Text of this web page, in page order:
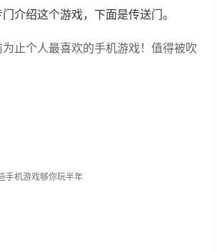
介绍这个游戏，下面是传送门。
止个人最喜欢的手机游戏！值得被吹